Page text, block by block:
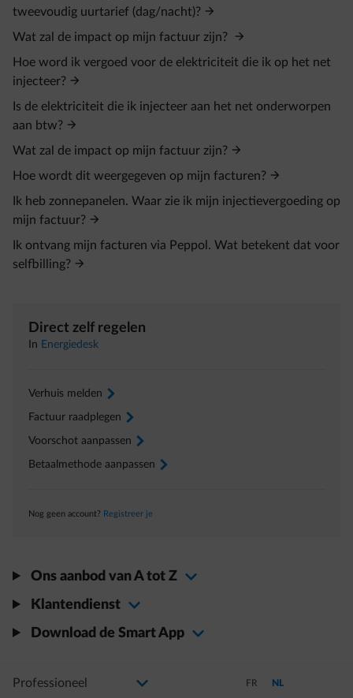
tweevoudig uurtarief (dag/nacht)?
Wat zal de impact op mijn factuur zijn?
Hoe word ik vergoed voor de elektriciteit die ik op het net
injecteer?
Is de elektriciteit die ik injecteer aan het net onderworpen
aan btw?
Wat zal de impact op mijn factuur zijn?
Hoe wordt dit weergegeven op mijn facturen?
Ik heb zonnepanelen. Waar zie ik mijn injectievergoeding op
mijn factuur?
Ik ontvang mijn facturen via Peppol. Wat betekent dat voor
selfbilling?
Direct zelf regelen
In Energiedesk
Verhuis melden arrow-right
Factuur raadplegen arrow-right
Voorschot aanpassen arrow-right
Betaalmethode aanpassen arrow-right
Nog geen account? Registreer je
Ons aanbod van A tot Z
Klantendienst
Download de Smart App
Selecteer uw profiel
Als u de selectie wijzigt, gaat u naar een nieuwe pagina Schakel over naar Frans
FR Schakel over naar
NL